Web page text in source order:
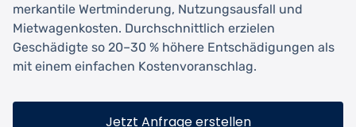
merkantile Wertminderung, Nutzungsausfall und
Mietwagenkosten. Durchschnittlich erzielen
Geschädigte so 20–30 % höhere Entschädigungen als
mit einem einfachen Kostenvoranschlag.
Jetzt Anfrage erstellen